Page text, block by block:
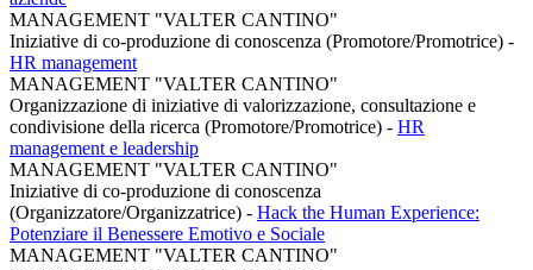
MANAGEMENT "VALTER CANTINO"
Iniziative di co-produzione di conoscenza (Promotore/Promotrice) -
HR management
MANAGEMENT "VALTER CANTINO"
Organizzazione di iniziative di valorizzazione, consultazione e
condivisione della ricerca (Promotore/Promotrice) - HR
management e leadership
MANAGEMENT "VALTER CANTINO"
Iniziative di co-produzione di conoscenza
(Organizzatore/Organizzatrice) - Hack the Human Experience:
Potenziare il Benessere Emotivo e Sociale
MANAGEMENT "VALTER CANTINO"